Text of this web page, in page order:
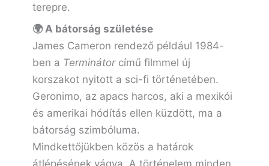
terepre.
🌍 A bátorság születése
James Cameron rendező például 1984-
ben a Terminátorcímű filmmel új
korszakot nyitott a sci-fi történetében.
Geronimo, az apacs harcos, aki a mexikói
és amerikai hódítás ellen küzdött, ma a
bátorság szimbóluma.
Mindkettőjükben közös a határok